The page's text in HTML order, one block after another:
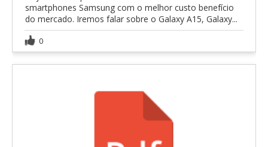
smartphones Samsung com o melhor custo benefício
do mercado. Iremos falar sobre o Galaxy A15, Galaxy...
0